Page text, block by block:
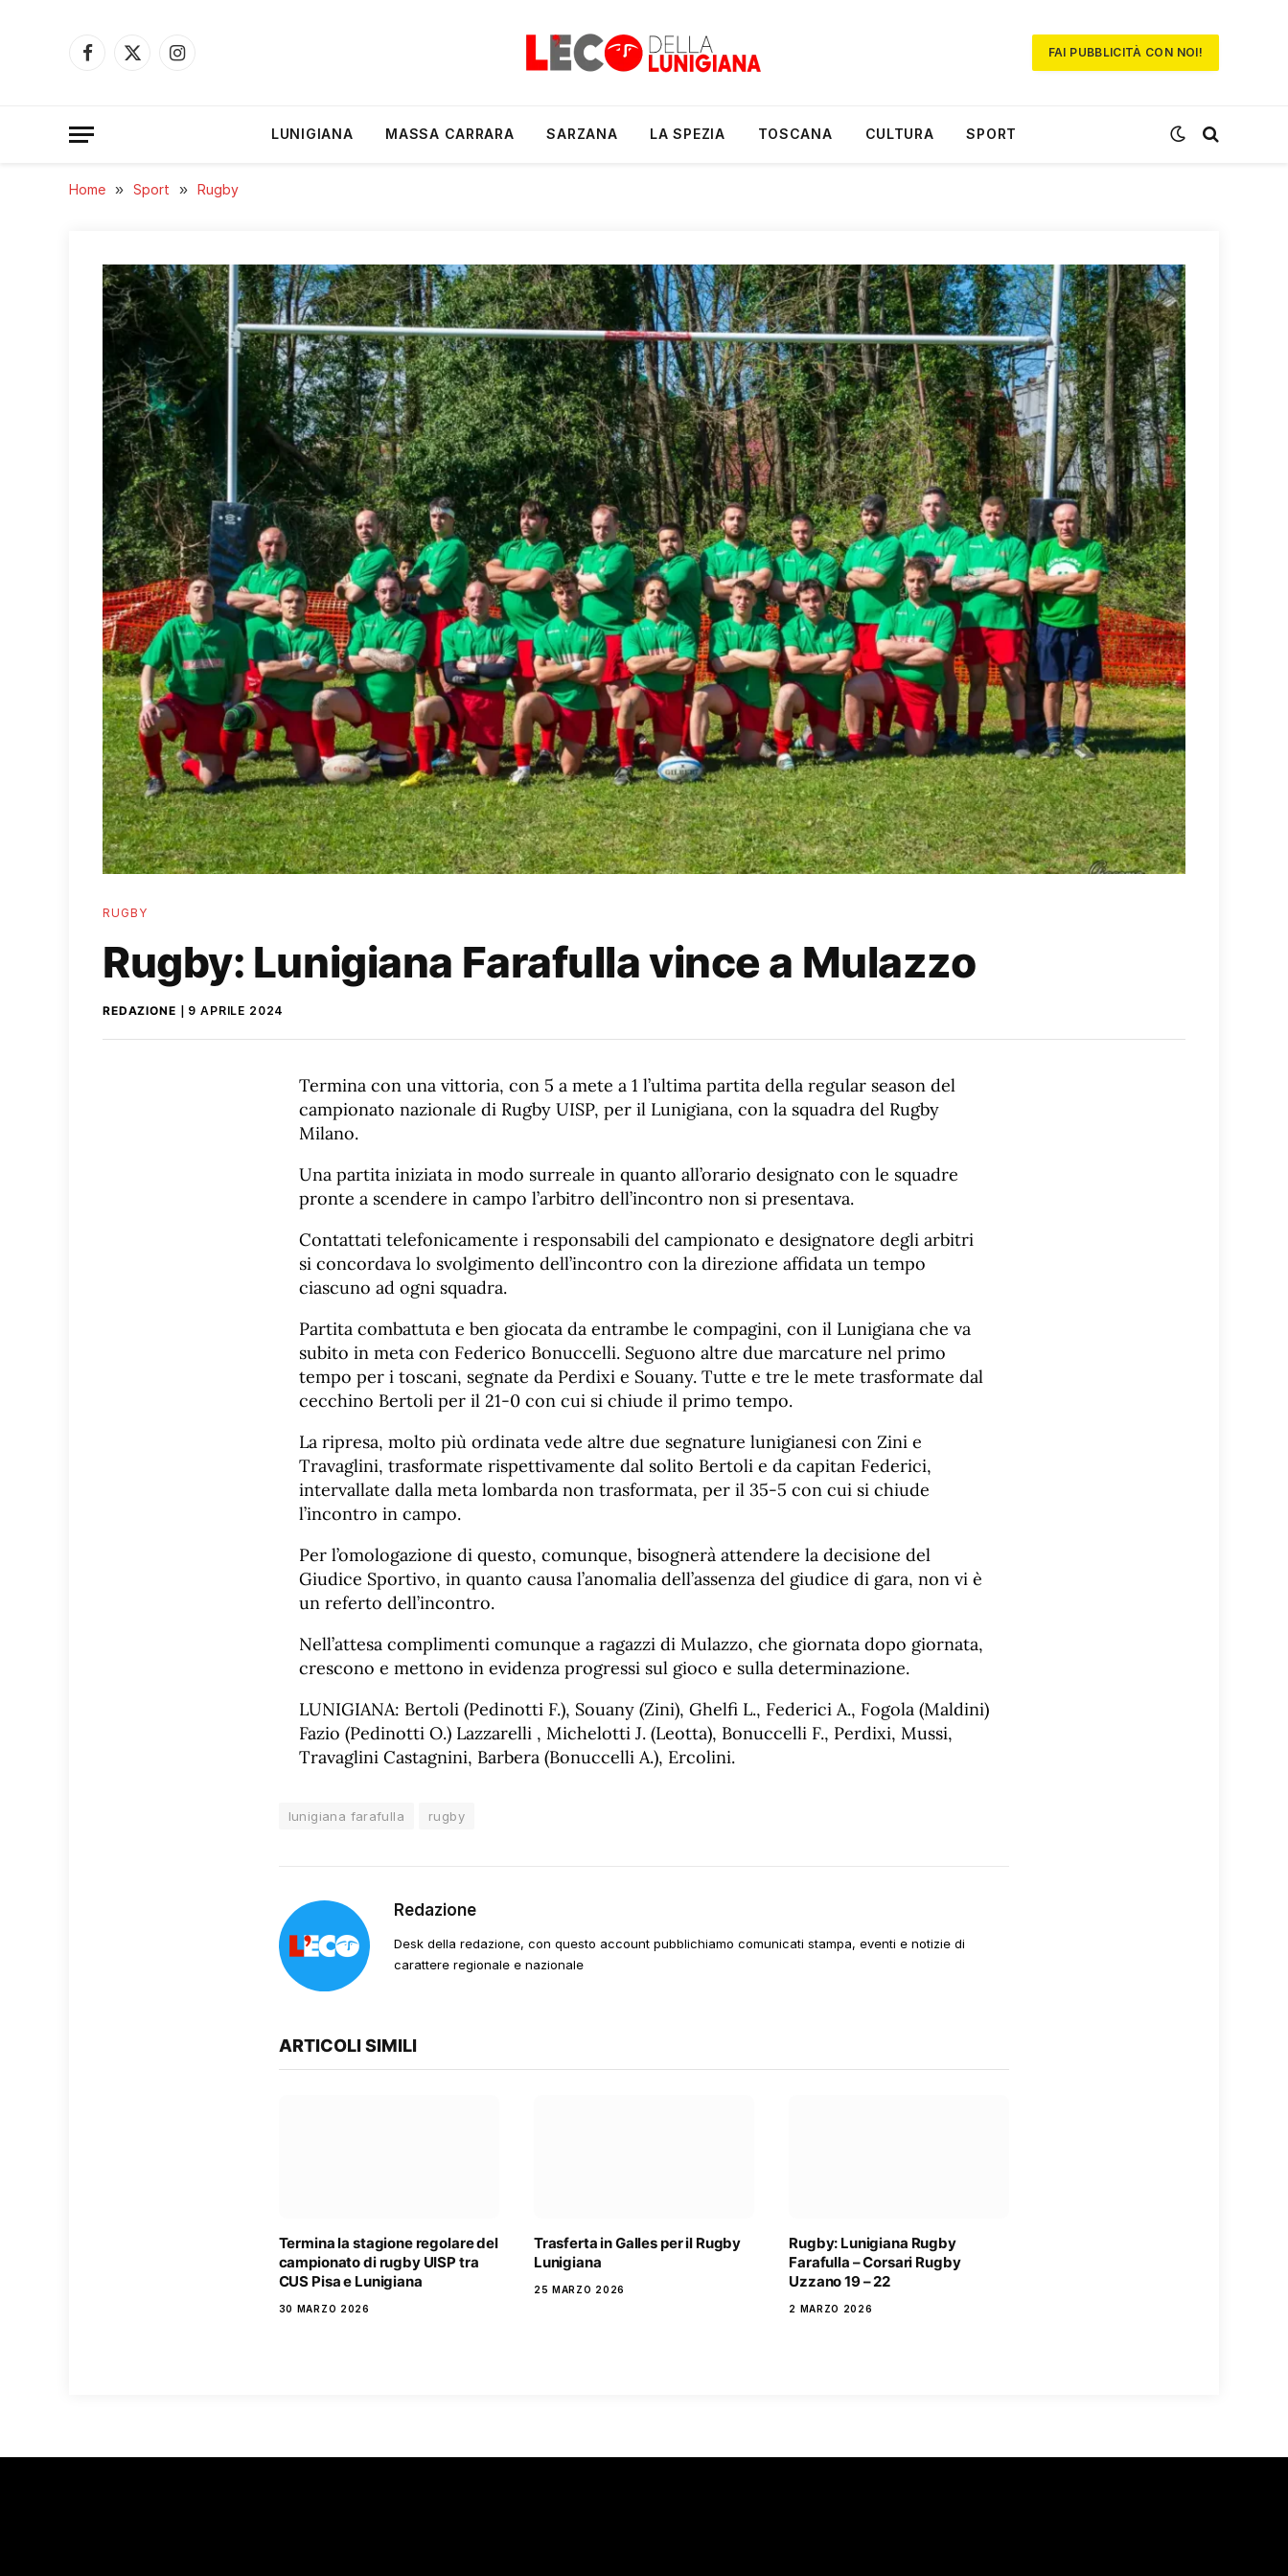
Facebook
X
Instagram
FAI PUBBLICITÀ CON NOI!
LUNIGIANA MASSA CARRARA SARZANA LA SPEZIA TOSCANA CULTURA SPORT
Home » Sport » Rugby
RUGBY
Rugby: Lunigiana Farafulla vince a Mulazzo
REDAZIONE 9 APRILE 2024
Termina con una vittoria, con 5 a mete a 1 l’ultima partita della regular season del
campionato nazionale di Rugby UISP, per il Lunigiana, con la squadra del Rugby
Milano.
Una partita iniziata in modo surreale in quanto all’orario designato con le squadre
pronte a scendere in campo l’arbitro dell’incontro non si presentava.
Contattati telefonicamente i responsabili del campionato e designatore degli arbitri
si concordava lo svolgimento dell’incontro con la direzione affidata un tempo
ciascuno ad ogni squadra.
Partita combattuta e ben giocata da entrambe le compagini, con il Lunigiana che va
subito in meta con Federico Bonuccelli. Seguono altre due marcature nel primo
tempo per i toscani, segnate da Perdixi e Souany. Tutte e tre le mete trasformate dal
cecchino Bertoli per il 21-0 con cui si chiude il primo tempo.
La ripresa, molto più ordinata vede altre due segnature lunigianesi con Zini e
Travaglini, trasformate rispettivamente dal solito Bertoli e da capitan Federici,
intervallate dalla meta lombarda non trasformata, per il 35-5 con cui si chiude
l’incontro in campo.
Per l’omologazione di questo, comunque, bisognerà attendere la decisione del
Giudice Sportivo, in quanto causa l’anomalia dell’assenza del giudice di gara, non vi è
un referto dell’incontro.
Nell’attesa complimenti comunque a ragazzi di Mulazzo, che giornata dopo giornata,
crescono e mettono in evidenza progressi sul gioco e sulla determinazione.
LUNIGIANA: Bertoli (Pedinotti F.), Souany (Zini), Ghelfi L., Federici A., Fogola (Maldini)
Fazio (Pedinotti O.) Lazzarelli , Michelotti J. (Leotta), Bonuccelli F., Perdixi, Mussi,
Travaglini Castagnini, Barbera (Bonuccelli A.), Ercolini.
lunigiana farafulla rugby
Redazione
Desk della redazione, con questo account pubblichiamo comunicati stampa, eventi e notizie di
carattere regionale e nazionale
ARTICOLI SIMILI
Termina la stagione regolare del
campionato di rugby UISP tra
CUS Pisa e Lunigiana
30 MARZO 2026
Trasferta in Galles per il Rugby
Lunigiana
25 MARZO 2026
Rugby: Lunigiana Rugby
Farafulla – Corsari Rugby
Uzzano 19 – 22
2 MARZO 2026